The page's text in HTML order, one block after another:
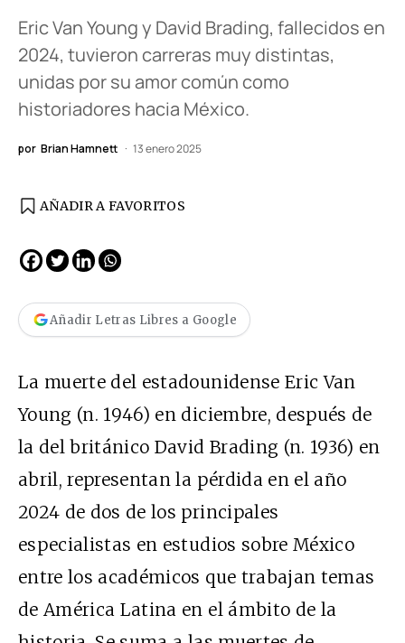
Eric Van Young y David Brading, fallecidos en
2024, tuvieron carreras muy distintas,
unidas por su amor común como
historiadores hacia México.
por Brian Hamnett 13 enero 2025
AÑADIR A FAVORITOS
Añadir Letras Libres a Google
La muerte del estadounidense Eric Van
Young (n. 1946) en diciembre, después de
la del británico David Brading (n. 1936) en
abril, representan la pérdida en el año
2024 de dos de los principales
especialistas en estudios sobre México
entre los académicos que trabajan temas
de América Latina en el ámbito de la